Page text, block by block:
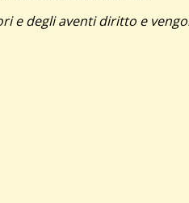
degli aventi diritto e